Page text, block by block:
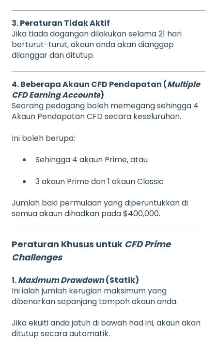
3. Peraturan Tidak Aktif
Jika tiada dagangan dilakukan selama 21 hari
berturut-turut, akaun anda akan dianggap
dilanggar dan ditutup.
4. Beberapa Akaun CFD Pendapatan (Multiple
CFD Earning Accounts)
Seorang pedagang boleh memegang sehingga 4
Akaun Pendapatan CFD secara keseluruhan.
Ini boleh berupa:
Sehingga 4 akaun Prime, atau
3 akaun Prime dan 1 akaun Classic
Jumlah baki permulaan yang diperuntukkan di
semua akaun dihadkan pada $400,000.
Peraturan Khusus untuk CFD Prime
Challenges
1.Maximum Drawdown(Statik)
Ini ialah jumlah kerugian maksimum yang
dibenarkan sepanjang tempoh akaun anda.
Jika ekuiti anda jatuh di bawah had ini, akaun akan
ditutup secara automatik.